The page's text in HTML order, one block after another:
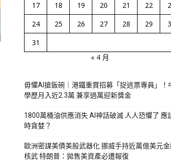
17
18 19 20 21 22
24
25 26 27 28 29
31
« 4 月
毋懼AI搶飯碗｜港鐵重賞招募「捉逃票專員」！
學歷月入近2.3萬 兼享過萬迎新獎金
1800萬桶油供應消失 AI神話破滅 人人恐懼了 應
時貪婪？
歐洲密謀美債美股武器化 挪威手持近萬億美元金
核武 特朗普：拋售美資產必遭報復